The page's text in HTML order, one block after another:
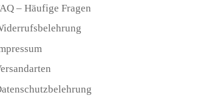
– Häufige Fragen